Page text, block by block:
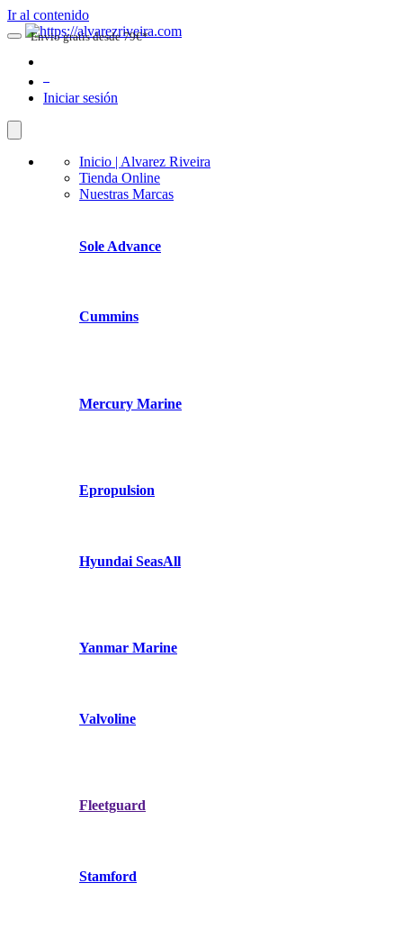
Ir al contenido
Iniciar sesión
Inicio | Alvarez Riveira
Tienda Online
Nuestras Marcas
Sole Advance
Cummins
Mercury Marine
Epropulsion
Hyundai SeasAll
Yanmar Marine
Valvoline
Fleetguard
Stamford
Envio gratis desde 79€*